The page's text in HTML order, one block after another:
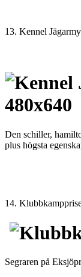
13. Kennel
Den schiller,
plus högsta
14.
Segraren på